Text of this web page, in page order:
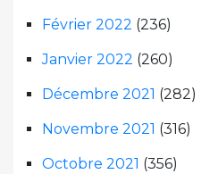
Février 2022 (236)
Janvier 2022 (260)
Décembre 2021 (282)
Novembre 2021 (316)
Octobre 2021 (356)